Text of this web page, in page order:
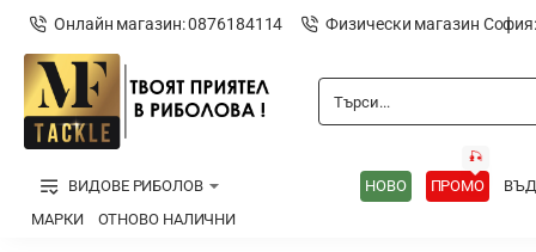
Онлайн магазин: 0876184114 Физически магазин
Търси...
ВИДОВЕ РИБОЛОВ НОВО ПРОМО
🎣
МАРКИ
ОТНОВО НАЛИЧНИ